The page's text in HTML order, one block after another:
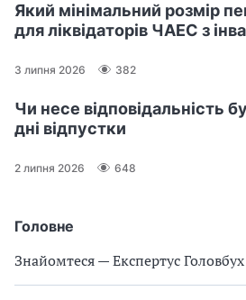
Головне
Знайомтеся — Експертус
Який мінімальний розмір
для ліквідаторів ЧАЕС з
3 липня 2026 382
Чи несе відповідальність
дні відпустки
2 липня 2026 648